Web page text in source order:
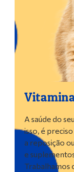
A saúde do
isso, é
a reposição
e
Trabalhamos